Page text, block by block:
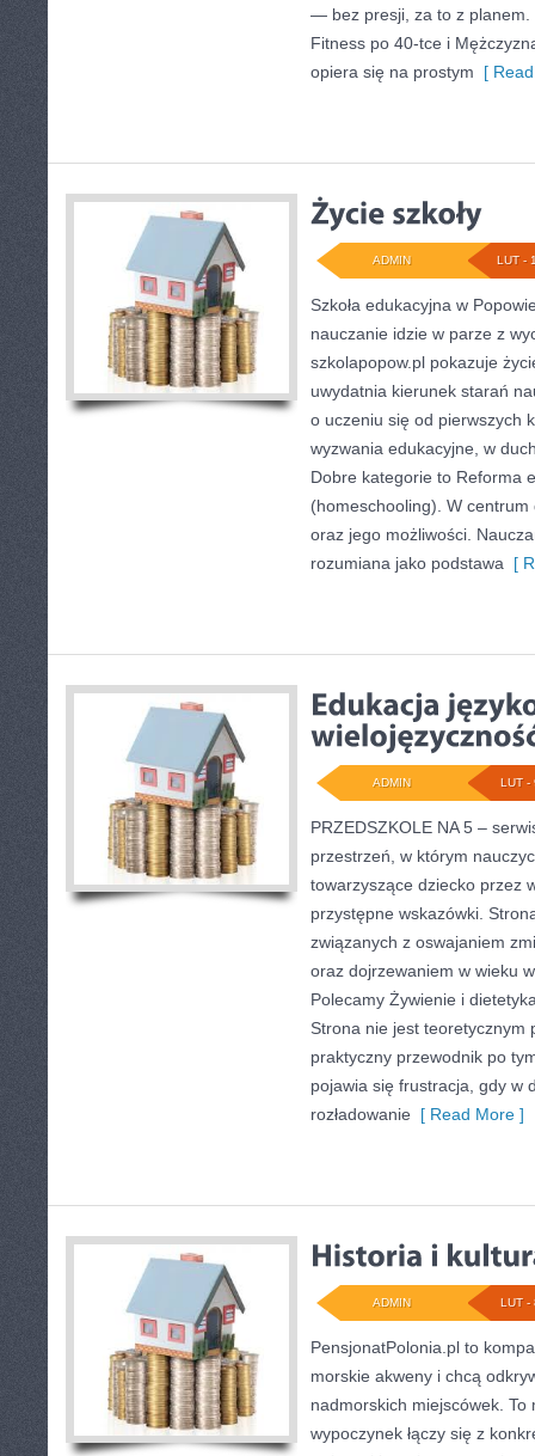
— bez presji, za to z planem.
Fitness po 40-tce i
opiera się na prostym [
LUT -
ADMIN
Szkoła edukacyjna w
nauczanie idzie w parze z
szkolapopow.pl pokazuje
uwydatnia kierunek starań
o uczeniu się od pierwszych
wyzwania edukacyjne, w
Dobre kategorie to Reforma
(homeschooling). W centrum
oraz jego możliwości.
rozumiana jako podstawa [
LUT -
ADMIN
PRZEDSZKOLE NA 5 –
przestrzeń, w którym
towarzyszące dziecko przez
przystępne wskazówki.
związanych z oswajaniem
oraz dojrzewaniem w wieku
Polecamy Żywienie i
Strona nie jest teoretycznym
praktyczny przewodnik po
pojawia się frustracja, gdy w
rozładowanie [ Read More ]
LUT -
ADMIN
PensjonatPolonia.pl to
morskie akweny i chcą
nadmorskich miejscówek. To
wypoczynek łączy się z